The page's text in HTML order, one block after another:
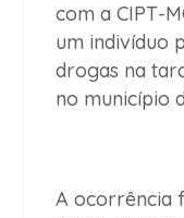
com a CIPT-
um indivíduo
drogas na
no município
A ocorrência